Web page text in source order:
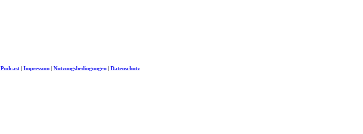
Podcast| Impressum| Nutzungsbedingungen| Datenschutz